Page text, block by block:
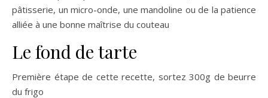
pâtisserie, un micro-onde, une mandoline ou de la patience
alliée à une bonne maîtrise du couteau
Le fond de tarte
Première étape de cette recette, sortez 300g de beurre
du frigo